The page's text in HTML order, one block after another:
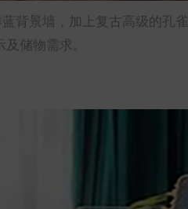
背景墙，加上复古高级的孔
储物需求。